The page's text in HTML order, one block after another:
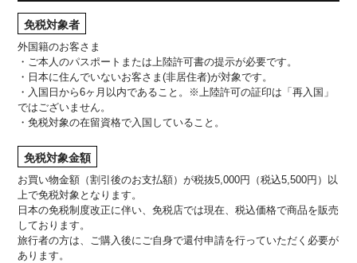
免税対象者
外国籍のお客さま
・ご本人のパスポートまたは上陸許可書の提示が必要です。
・日本に住んでいないお客さま(非居住者)が対象です。
・入国日から6ヶ月以内であること。※上陸許可の証印は「再入国」
ではございません。
・免税対象の在留資格で入国していること。
免税対象金額
お買い物金額（割引後のお支払額）が税抜5,000円（税込5,500円）以
上で免税対象となります。
日本の免税制度改正に伴い、免税店では現在、税込価格で商品を販売
しております。
旅行者の方は、ご購入後にご自身で還付申請を行っていただく必要が
あります。